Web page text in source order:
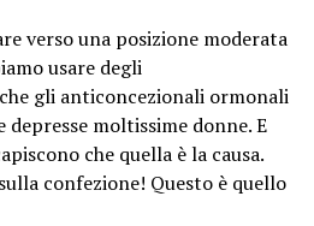
🧩
October 8, 2024
verso una posizione moderata
usare degli
gli anticoncezionali ormonali
moltissime donne. E
che quella è la causa.
confezione! Questo è quello